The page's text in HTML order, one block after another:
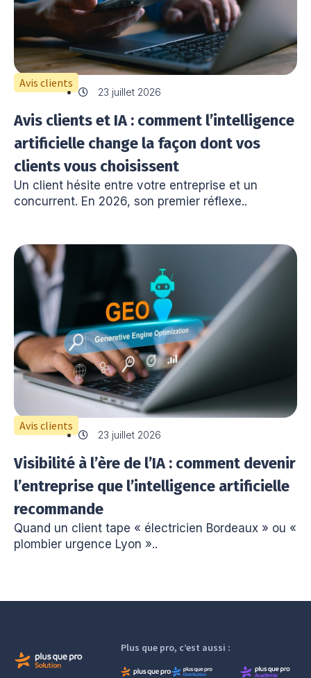
Avis clients
23 juillet 2026
Avis clients et IA : comment l’intelligence
artificielle change la façon dont vos
clients vous choisissent
Un client hésite entre votre entreprise et un
concurrent. En 2026, son premier réflexe..
Avis clients
23 juillet 2026
Visibilité à l’ère de l’IA : comment devenir
l’entreprise que l’intelligence artificielle
recommande
Quand un client tape « électricien Bordeaux » ou «
plombier urgence Lyon »..
Plus que pro, c’est aussi :